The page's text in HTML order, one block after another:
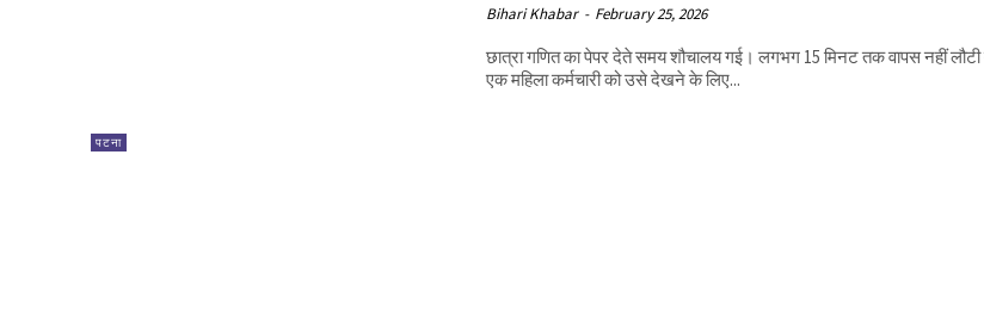
पटना
Bihari Khabar - February 25, 2026
छात्रा गणित का पेपर देते समय शौचालय गई। लगभग 15 मिनट तक वापस नहीं लौटी
एक महिला कर्मचारी को उसे देखने के लिए...